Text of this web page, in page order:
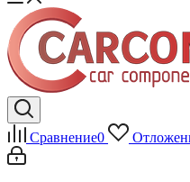
Сравнение0